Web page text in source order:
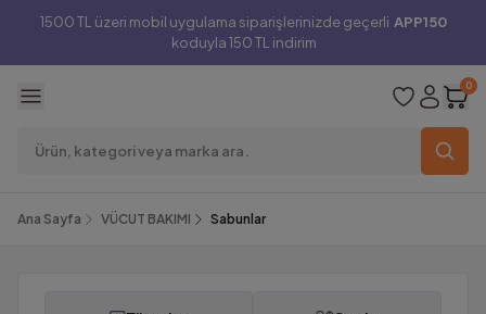
1500 TL üzeri mobil uygulama siparişlerinizde geçerli APP150
koduyla 150 TL indirim
0
Ana Sayfa VÜCUT BAKIMI Sabunlar